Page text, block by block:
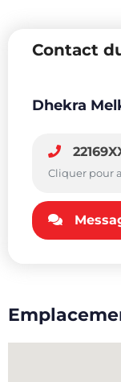
Contact
Dhekra
Cliquer pour